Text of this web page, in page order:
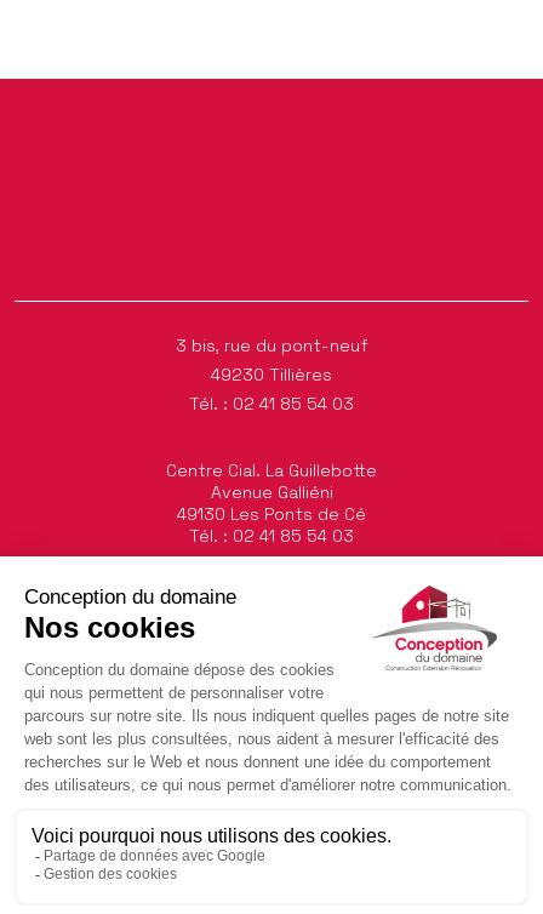
3 bis, rue du pont-neuf
49230 Tillières
Tél. : 02 41 85 54 03
Centre Cial. La Guillebotte
Avenue Galliéni
49130 Les Ponts de Cé
Tél. : 02 41 85 54 03
Du lundi au vendredi
8h30/12h30 et 14h/18h
Contact